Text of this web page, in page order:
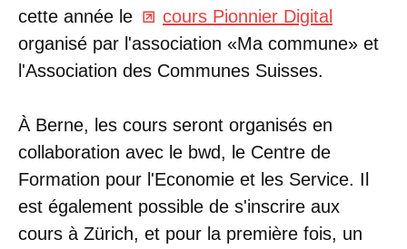
cette année le
cours Pionnier Digital
organisé par l'association «Ma commune» et
l'Association des Communes Suisses.
À Berne, les cours seront organisés en
collaboration avec le bwd, le Centre de
Formation pour l'Economie et les Service. Il
est également possible de s'inscrire aux
cours à Zürich, et pour la première fois, un